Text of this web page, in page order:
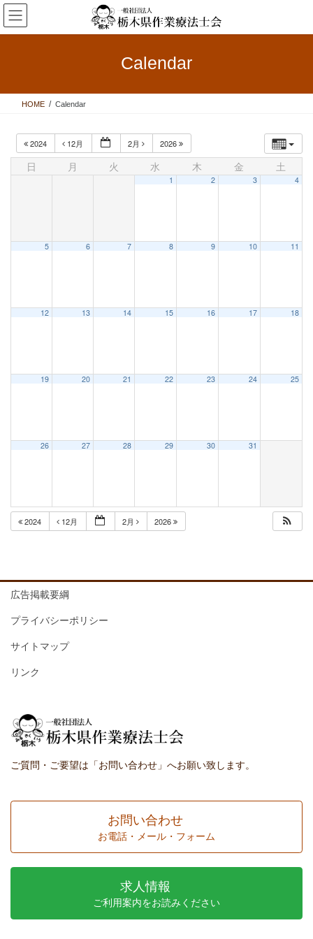
コ
ン
テ
ス
ナ
ビ
ゲ
ン
Calendar
HOME Calendar
2024 12月 2月 2026
日 月 火 水 木 金 土
1 2 3 4
5 6 7 8 9 10 11
12 13 14 15 16 17 18
19 20 21 22 23 24 25
26 27 28 29 30 31
2024 12月 2月 2026
広告掲載要綱
プライバシーポリシー
サイトマップ
リンク
ご質問・ご要望は「お問い合わせ」へお願い致します。
お問い合わせ
お電話・メール・フォーム
求人情報
ご利用案内をお読みください